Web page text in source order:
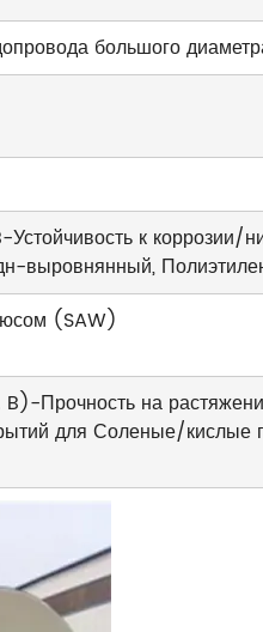
большого
к коррозии/
выровнянный,
(SAW)
Прочность на
для Соленые/кислые